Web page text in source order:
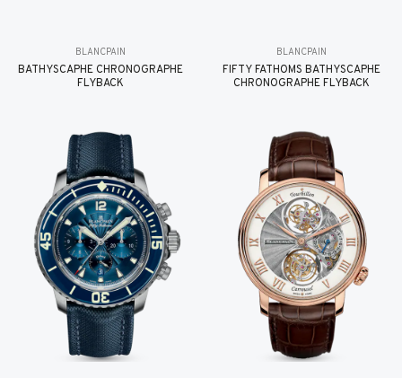
BLANCPAIN
BATHYSCAPHE CHRONOGRAPHE
FLYBACK
BLANCPAIN
FIFTY FATHOMS BATHYSCAPHE
CHRONOGRAPHE FLYBACK